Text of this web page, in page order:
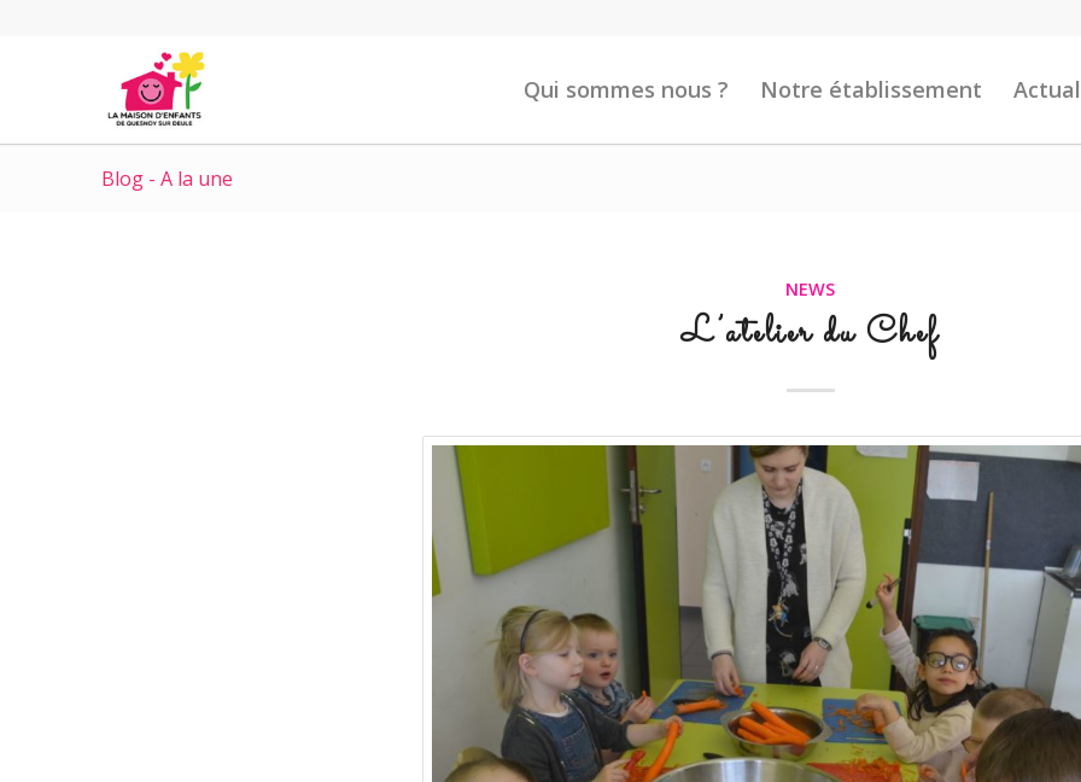
Qui sommes nous ? Notre établissement
Blog - A la une
NEWS
L’atelier du Chef